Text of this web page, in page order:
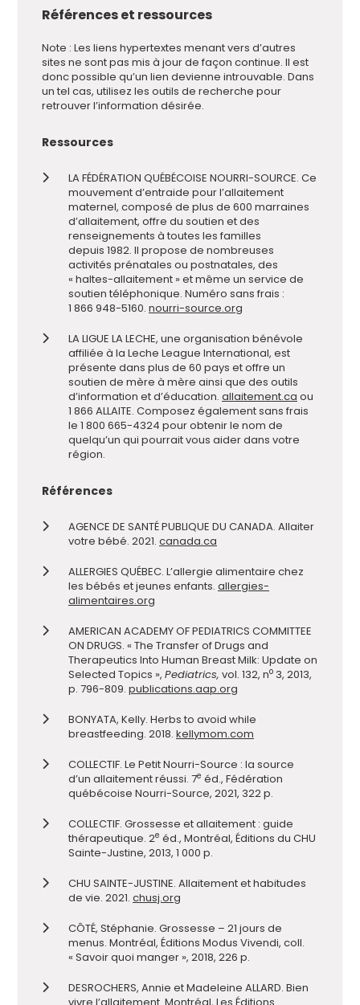
Références et ressources
Note : Les liens hypertextes menant vers d’autres
sites ne sont pas mis à jour de façon continue. Il est
donc possible qu’un lien devienne introuvable. Dans
un tel cas, utilisez les outils de recherche pour
retrouver l’information désirée.
Ressources
LA FÉDÉRATION QUÉBÉCOISE NOURRI-SOURCE. Ce
mouvement d’entraide pour l’allaitement
maternel, composé de plus de 600 marraines
d’allaitement, offre du soutien et des
renseignements à toutes les familles
depuis 1982. Il propose de nombreuses
activités prénatales ou postnatales, des
« haltes-allaitement » et même un service de
soutien téléphonique. Numéro sans frais :
1 866 948-5160. nourri-source.org
LA LIGUE LA LECHE, une organisation bénévole
affiliée à la Leche League International, est
présente dans plus de 60 pays et offre un
soutien de mère à mère ainsi que des outils
d’information et d’éducation. allaitement.ca ou
1 866 ALLAITE. Composez également sans frais
le 1 800 665-4324 pour obtenir le nom de
quelqu’un qui pourrait vous aider dans votre
région.
Références
AGENCE DE SANTÉ PUBLIQUE DU CANADA. Allaiter
votre bébé. 2021. canada.ca
ALLERGIES QUÉBEC. L’allergie alimentaire chez
les bébés et jeunes enfants. allergies-
alimentaires.org
AMERICAN ACADEMY OF PEDIATRICS COMMITTEE
ON DRUGS. « The Transfer of Drugs and
Therapeutics Into Human Breast Milk: Update on
Selected Topics », Pediatrics, vol. 132, no 3, 2013,
p. 796-809. publications.aap.org
BONYATA, Kelly. Herbs to avoid while
breastfeeding. 2018. kellymom.com
COLLECTIF. Le Petit Nourri-Source : la source
d’un allaitement réussi. 7e éd., Fédération
québécoise Nourri-Source, 2021, 322 p.
COLLECTIF. Grossesse et allaitement : guide
thérapeutique. 2e éd., Montréal, Éditions du CHU
Sainte-Justine, 2013, 1 000 p.
CHU SAINTE-JUSTINE. Allaitement et habitudes
de vie. 2021. chusj.org
CÔTÉ, Stéphanie. Grossesse – 21 jours de
menus. Montréal, Éditions Modus Vivendi, coll.
« Savoir quoi manger », 2018, 226 p.
DESROCHERS, Annie et Madeleine ALLARD. Bien